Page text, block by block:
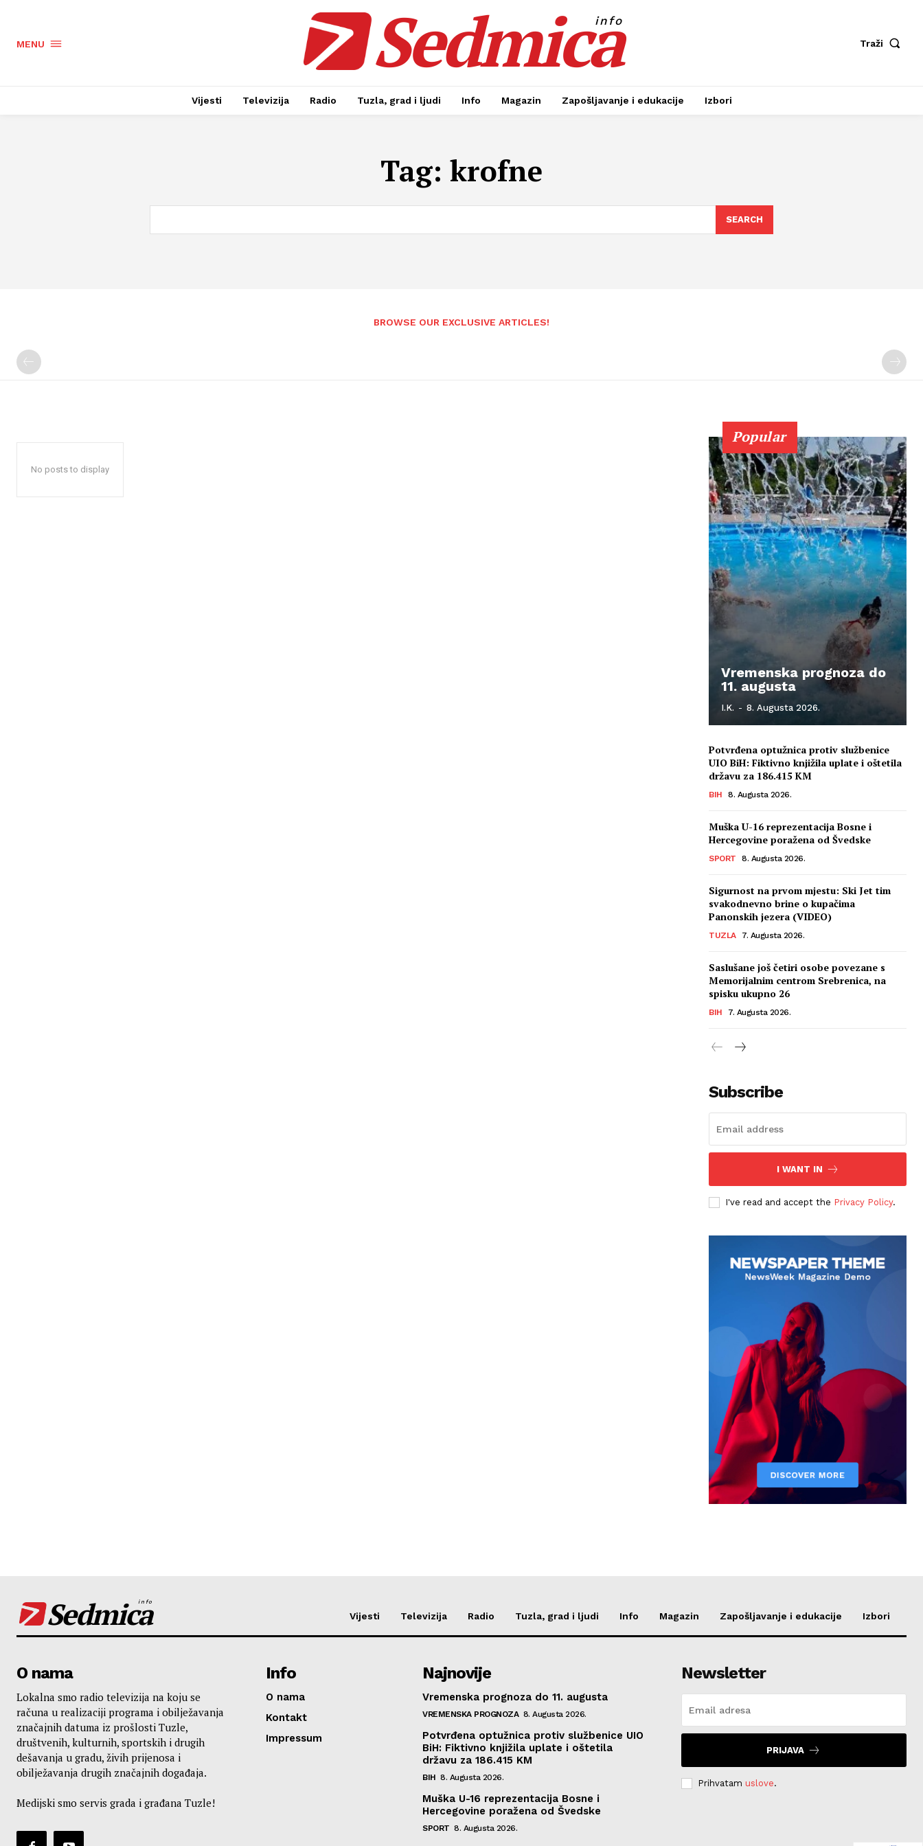
MENU Sedmica
info
Traži
Vijesti Televizija Radio Tuzla, grad i ljudi Info Magazin Zapošljavanje i edukacije Izbori
Tag: krofne
SEARCH
BROWSE OUR EXCLUSIVE ARTICLES!
No posts to display
Popular
Vremenska prognoza do
11. augusta
I.K. - 8. Augusta 2026.
Potvrđena optužnica protiv službenice
UIO BiH: Fiktivno knjižila uplate i oštetila
državu za 186.415 KM
BIH 8. Augusta 2026.
Muška U-16 reprezentacija Bosne i
Hercegovine poražena od Švedske
SPORT 8. Augusta 2026.
Sigurnost na prvom mjestu: Ski Jet tim
svakodnevno brine o kupačima
Panonskih jezera (VIDEO)
TUZLA 7. Augusta 2026.
Saslušane još četiri osobe povezane s
Memorijalnim centrom Srebrenica, na
spisku ukupno 26
BIH 7. Augusta 2026.
Subscribe
I WANT IN
I've read and accept the Privacy Policy.
Sedmica
info
Vijesti Televizija Radio Tuzla, grad i ljudi Info Magazin Zapošljavanje i edukacije Izbori
O nama
Lokalna smo radio televizija na koju se
računa u realizaciji programa i obilježavanja
značajnih datuma iz prošlosti Tuzle,
društvenih, kulturnih, sportskih i drugih
dešavanja u gradu, živih prijenosa i
obilježavanja drugih značajnih događaja.
Medijski smo servis grada i građana Tuzle!
Info
O nama
Kontakt
Impressum
Najnovije
Vremenska prognoza do 11. augusta
VREMENSKA PROGNOZA 8. Augusta 2026.
Potvrđena optužnica protiv službenice UIO
BiH: Fiktivno knjižila uplate i oštetila
državu za 186.415 KM
BIH 8. Augusta 2026.
Muška U-16 reprezentacija Bosne i
Hercegovine poražena od Švedske
SPORT 8. Augusta 2026.
Newsletter
PRIJAVA
Prihvatam uslove.